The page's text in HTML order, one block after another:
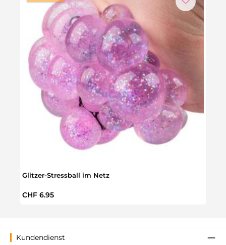
Glitzer-Stressball im Netz
Regulärer Preis:
CHF 6.95
Kundendienst